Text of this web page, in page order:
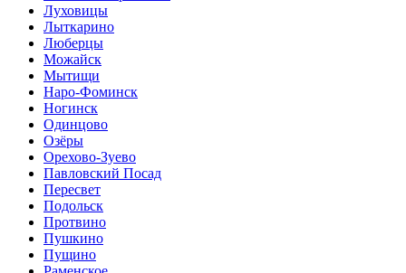
Луховицы
Лыткарино
Люберцы
Можайск
Мытищи
Наро-Фоминск
Ногинск
Одинцово
Озёры
Орехово-Зуево
Павловский Посад
Пересвет
Подольск
Протвино
Пушкино
Пущино